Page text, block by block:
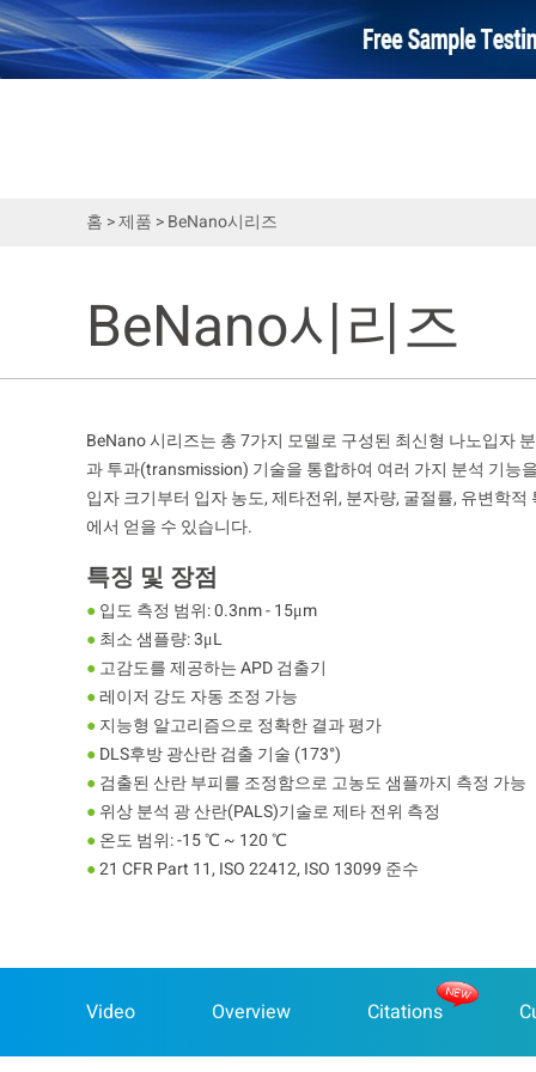
홈 >제품 >BeNano시리즈
BeNano시리즈
BeNano 시리즈는 총 7가지 모델로 구성된 최신형 나노입자
과 투과(transmission) 기술을 통합하여 여러 가지 분석 기능
입자 크기부터 입자 농도, 제타전위, 분자량, 굴절률, 유변학
에서 얻을 수 있습니다.
특징 및 장점
●입도 측정 범위: 0.3nm - 15μm
●최소 샘플량: 3μL
●고감도를 제공하는 APD 검출기
●레이저 강도 자동 조정 가능
●지능형 알고리즘으로 정확한 결과 평가
●DLS후방 광산란 검출 기술 (173°)
●검출된 산란 부피를 조정함으로 고농도 샘플까지 측정 가능
●위상 분석 광 산란(PALS)기술로 제타 전위 측정
●온도 범위: -15 ℃ ~ 120 ℃
●21 CFR Part 11, ISO 22412, ISO 13099 준수
Video Overview Citations